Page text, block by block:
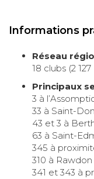
Informations
Réseau
18 clubs (2
Principaux
3 à
33 à Saint-
43 et 3 à
63 à Saint-
345 à
310 à Rawdon
341 et 343 à